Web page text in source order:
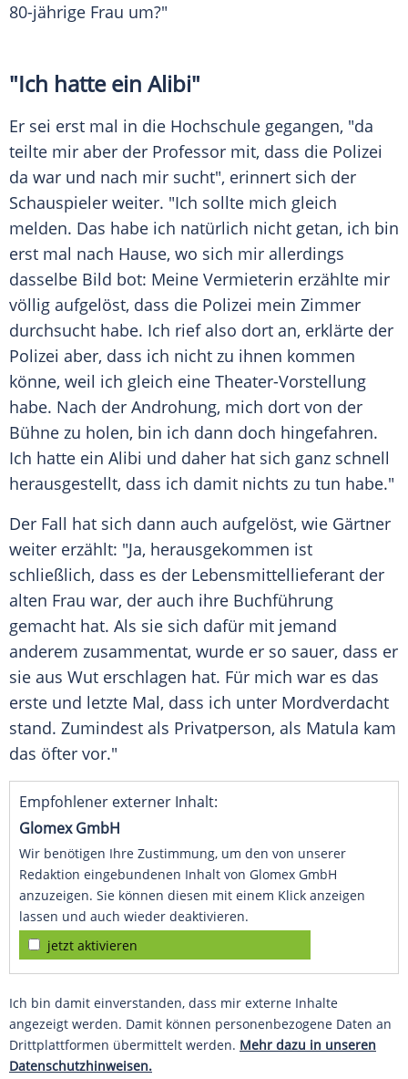
80-jährige Frau um?"
"Ich hatte ein Alibi"
Er sei erst mal in die Hochschule gegangen, "da
teilte mir aber der Professor mit, dass die Polizei
da war und nach mir sucht", erinnert sich der
Schauspieler weiter. "Ich sollte mich gleich
melden. Das habe ich natürlich nicht getan, ich bin
erst mal nach Hause, wo sich mir allerdings
dasselbe Bild bot: Meine Vermieterin erzählte mir
völlig aufgelöst, dass die Polizei mein Zimmer
durchsucht habe. Ich rief also dort an, erklärte der
Polizei aber, dass ich nicht zu ihnen kommen
könne, weil ich gleich eine Theater-Vorstellung
habe. Nach der Androhung, mich dort von der
Bühne zu holen, bin ich dann doch hingefahren.
Ich hatte ein Alibi und daher hat sich ganz schnell
herausgestellt, dass ich damit nichts zu tun habe."
Der Fall hat sich dann auch aufgelöst, wie Gärtner
weiter erzählt: "Ja, herausgekommen ist
schließlich, dass es der Lebensmittellieferant der
alten Frau war, der auch ihre Buchführung
gemacht hat. Als sie sich dafür mit jemand
anderem zusammentat, wurde er so sauer, dass er
sie aus Wut erschlagen hat. Für mich war es das
erste und letzte Mal, dass ich unter Mordverdacht
stand. Zumindest als Privatperson, als Matula kam
das öfter vor."
Empfohlener externer Inhalt:
Glomex GmbH
Wir benötigen Ihre Zustimmung, um den von unserer
Redaktion eingebundenen Inhalt von Glomex GmbH
anzuzeigen. Sie können diesen mit einem Klick anzeigen
lassen und auch wieder deaktivieren.
jetzt aktivieren
Ich bin damit einverstanden, dass mir externe Inhalte
angezeigt werden. Damit können personenbezogene Daten an
Drittplattformen übermittelt werden. Mehr dazu in unseren
Datenschutzhinweisen.